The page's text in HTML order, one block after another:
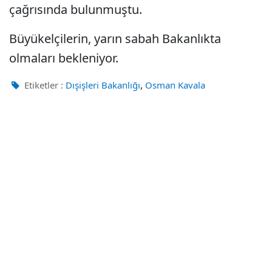
çağrısında bulunmuştu.
Büyükelçilerin, yarın sabah Bakanlıkta
olmaları bekleniyor.
Etiketler : Dışişleri Bakanlığı, Osman Kavala